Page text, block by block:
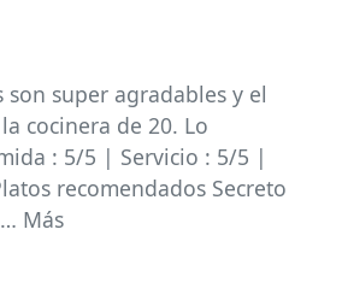
son super agradables y el
cocinera de 20. Lo
: 5/5 | Servicio : 5/5 |
recomendados Secreto
Más